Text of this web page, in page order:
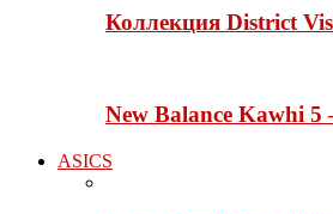
Коллекция District
New Balance Kawhi
ASICS